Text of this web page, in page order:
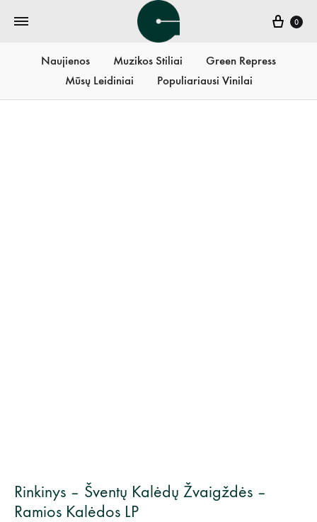
0
Naujienos Muzikos Stiliai
Green Repress
Mūsų Leidiniai
Populiariausi Vinilai
Rinkinys – Šventų Kalėdų Žvaigždės –
Ramios Kalėdos LP